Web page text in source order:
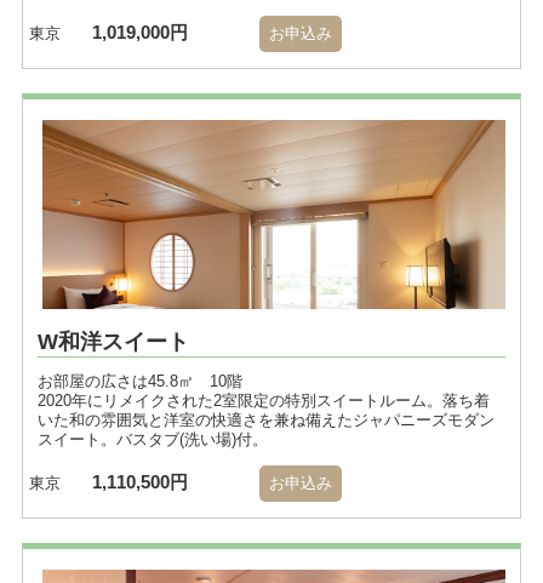
東京 1,019,000円 お申込み
W和洋スイート
お部屋の広さは45.8㎡ 10階
2020年にリメイクされた2室限定の特別スイートルーム。落ち着
いた和の雰囲気と洋室の快適さを兼ね備えたジャパニーズモダン
スイート。バスタブ(洗い場)付。
東京 1,110,500円 お申込み